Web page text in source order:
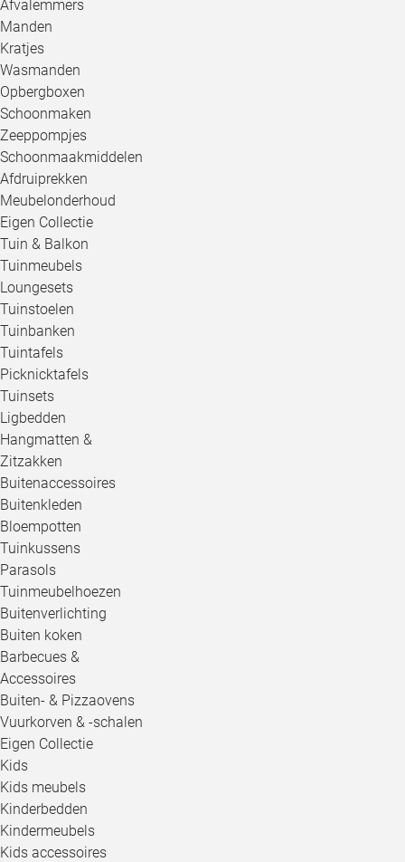
Afvalemmers
Manden
Kratjes
Wasmanden
Opbergboxen
Schoonmaken
Zeeppompjes
Schoonmaakmiddelen
Afdruiprekken
Meubelonderhoud
Eigen Collectie
Tuin & Balkon
Tuinmeubels
Loungesets
Tuinstoelen
Tuinbanken
Tuintafels
Picknicktafels
Tuinsets
Ligbedden
Hangmatten &
Zitzakken
Buitenaccessoires
Buitenkleden
Bloempotten
Tuinkussens
Parasols
Tuinmeubelhoezen
Buitenverlichting
Buiten koken
Barbecues &
Accessoires
Buiten- & Pizzaovens
Vuurkorven & -schalen
Eigen Collectie
Kids
Kids meubels
Kinderbedden
Kindermeubels
Kids accessoires